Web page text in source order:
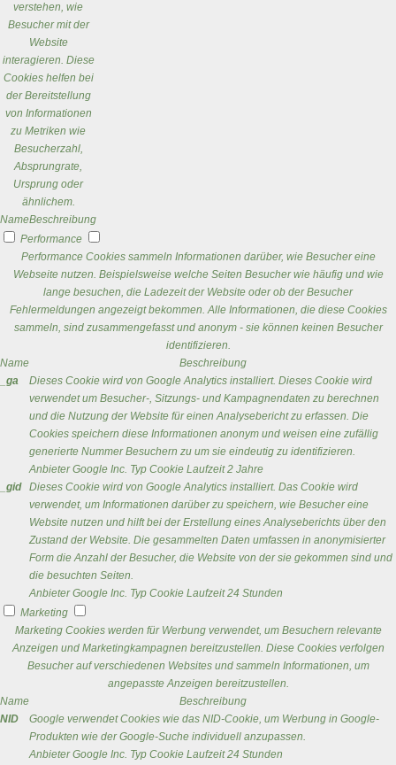
verstehen, wie
Besucher mit der
Website
interagieren. Diese
Cookies helfen bei
der Bereitstellung
von Informationen
zu Metriken wie
Besucherzahl,
Absprungrate,
Ursprung oder
ähnlichem.
NameBeschreibung
Performance
Performance Cookies sammeln Informationen darüber, wie Besucher eine
Webseite nutzen. Beispielsweise welche Seiten Besucher wie häufig und wie
lange besuchen, die Ladezeit der Website oder ob der Besucher
Fehlermeldungen angezeigt bekommen. Alle Informationen, die diese Cookies
sammeln, sind zusammengefasst und anonym - sie können keinen Besucher
identifizieren.
Name
Beschreibung
_ga
Dieses Cookie wird von Google Analytics installiert. Dieses Cookie wird
verwendet um Besucher-, Sitzungs- und Kampagnendaten zu berechnen
und die Nutzung der Website für einen Analysebericht zu erfassen. Die
Cookies speichern diese Informationen anonym und weisen eine zufällig
generierte Nummer Besuchern zu um sie eindeutig zu identifizieren.
Anbieter Google Inc. Typ Cookie Laufzeit 2 Jahre
_gid
Dieses Cookie wird von Google Analytics installiert. Das Cookie wird
verwendet, um Informationen darüber zu speichern, wie Besucher eine
Website nutzen und hilft bei der Erstellung eines Analyseberichts über den
Zustand der Website. Die gesammelten Daten umfassen in anonymisierter
Form die Anzahl der Besucher, die Website von der sie gekommen sind und
die besuchten Seiten.
Anbieter Google Inc. Typ Cookie Laufzeit 24 Stunden
Marketing
Marketing Cookies werden für Werbung verwendet, um Besuchern relevante
Anzeigen und Marketingkampagnen bereitzustellen. Diese Cookies verfolgen
Besucher auf verschiedenen Websites und sammeln Informationen, um
angepasste Anzeigen bereitzustellen.
Name
Beschreibung
NID
Google verwendet Cookies wie das NID-Cookie, um Werbung in Google-
Produkten wie der Google-Suche individuell anzupassen.
Anbieter Google Inc. Typ Cookie Laufzeit 24 Stunden